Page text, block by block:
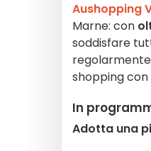
Aushopping
Marne: con
soddisfare
shopping
In
Adotta una